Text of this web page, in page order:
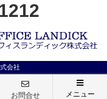
会社
お問合せ メニュー